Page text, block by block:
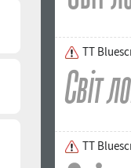
TT
TT